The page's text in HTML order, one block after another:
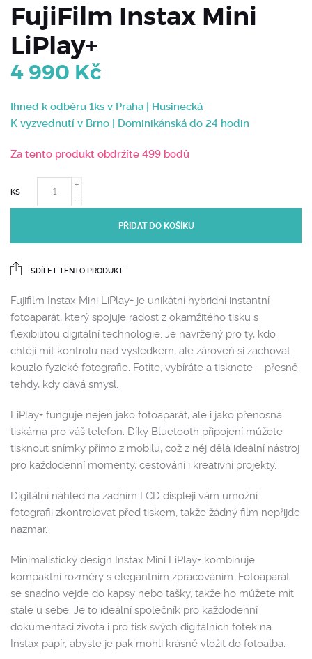
FujiFilm Instax Mini
LiPlay+
4 990 Kč
Ihned k odběru 1ks v Praha | Husinecká
K vyzvednutí v Brno | Dominikánská do 24 hodin
Za tento produkt obdržíte 499 bodů
KS
PŘIDAT DO KOŠÍKU
SDÍLET TENTO PRODUKT
Fujifilm Instax Mini LiPlay+ je unikátní hybridní instantní
fotoaparát, který spojuje radost z okamžitého tisku s
flexibilitou digitální technologie. Je navržený pro ty, kdo
chtějí mít kontrolu nad výsledkem, ale zároveň si zachovat
kouzlo fyzické fotografie. Fotíte, vybíráte a tisknete – přesně
tehdy, kdy dává smysl.
LiPlay+ funguje nejen jako fotoaparát, ale i jako přenosná
tiskárna pro váš telefon. Díky Bluetooth připojení můžete
tisknout snímky přímo z mobilu, což z něj dělá ideální nástroj
pro každodenní momenty, cestování i kreativní projekty.
Digitální náhled na zadním LCD displeji vám umožní
fotografii zkontrolovat před tiskem, takže žádný film nepřijde
nazmar.
Minimalistický design Instax Mini LiPlay+ kombinuje
kompaktní rozměry s elegantním zpracováním. Fotoaparát
se snadno vejde do kapsy nebo tašky, takže ho můžete mít
stále u sebe. Je to ideální společník pro každodenní
dokumentaci života i pro tisk svých digitálních fotek na
Instax papír, abyste je pak mohli krásně vložit do fotoalba.